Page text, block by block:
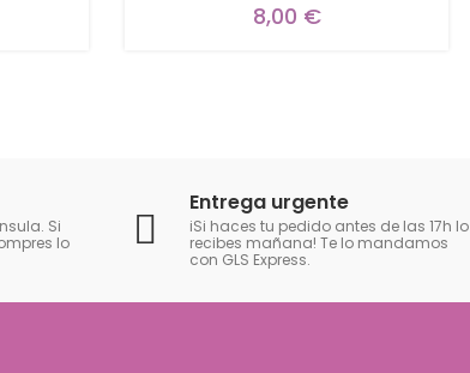
8,00 €
Si
lo
Entrega urgente
iSi haces tu pedido antes de las 17h lo
recibes mañana! Te lo mandamos
con GLS Express.